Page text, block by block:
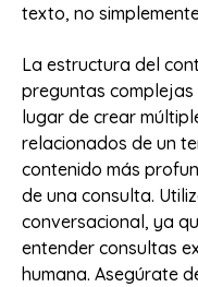
texto, no
La estructura del
preguntas complejas
lugar de crear
relacionados de un
contenido más
de una consulta.
conversacional, ya
entender consultas
humana. Asegúrate